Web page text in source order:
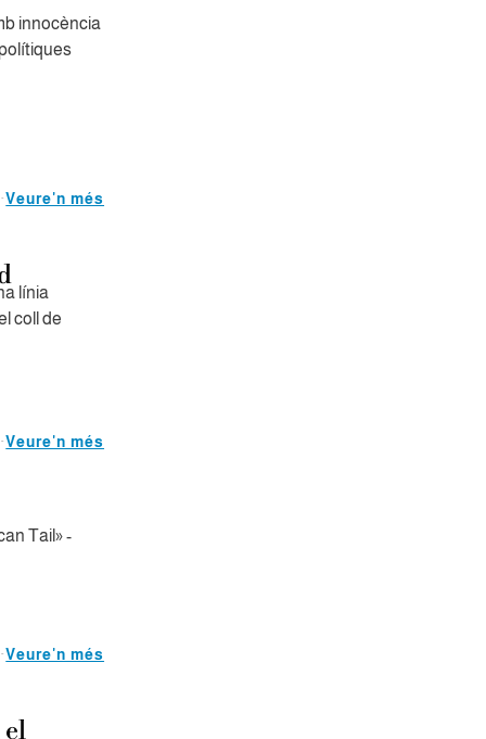
innocència
Veure'n més
línia
coll de
Veure'n més
Tail» -
Veure'n més
el